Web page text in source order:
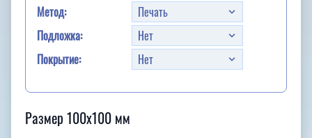
Метод:
Подложка:
Покрытие:
Размер 100x100 мм